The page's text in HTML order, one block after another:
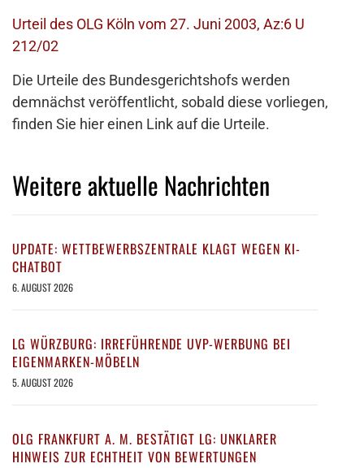
Urteil des OLG Köln vom 27. Juni 2003, Az:6 U
212/02
Die Urteile des Bundesgerichtshofs werden
demnächst veröffentlicht, sobald diese vorliegen,
finden Sie hier einen Link auf die Urteile.
Weitere aktuelle Nachrichten
UPDATE: WETTBEWERBSZENTRALE KLAGT WEGEN KI-
CHATBOT
6. AUGUST 2026
LG WÜRZBURG: IRREFÜHRENDE UVP-WERBUNG BEI
EIGENMARKEN-MÖBELN
5. AUGUST 2026
OLG FRANKFURT A. M. BESTÄTIGT LG: UNKLARER
HINWEIS ZUR ECHTHEIT VON BEWERTUNGEN